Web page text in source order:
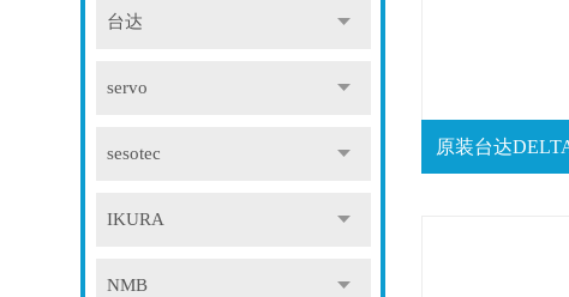
台达
servo
sesotec
IKURA
NMB